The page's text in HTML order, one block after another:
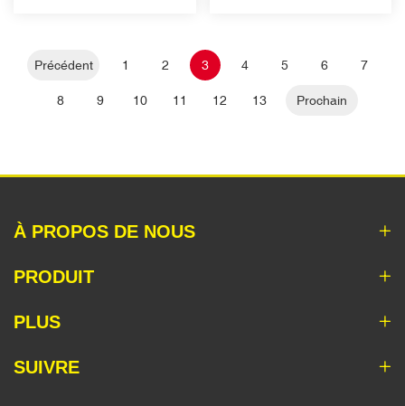
Précédent 1 2 3 4 5 6 7
8 9 10 11 12 13 Prochain
À PROPOS DE NOUS
PRODUIT
PLUS
SUIVRE